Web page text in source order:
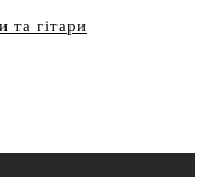
та гітари